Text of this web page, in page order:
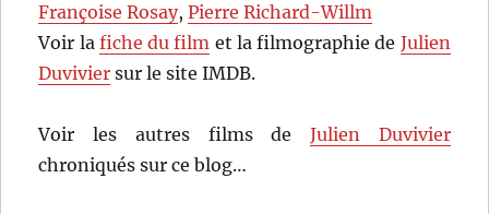
Françoise Rosay,Pierre Richard-Willm
Voir la fiche du film et la filmographie de Julien
Duvivier sur le site IMDB.
Voir les autres films de Julien Duvivier
chroniqués sur ce blog…